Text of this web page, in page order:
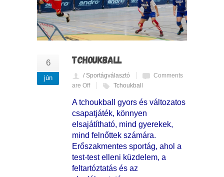
6
jún
TCHOUKBALL
/ Sportágválasztó
Comments
are Off
Tchoukball
A tchoukball gyors és változatos
csapatjáték, könnyen
elsajátítható, mind gyerekek,
mind felnőttek számára.
Erőszakmentes sportág, ahol a
test-test elleni küzdelem, a
feltartóztatás és az